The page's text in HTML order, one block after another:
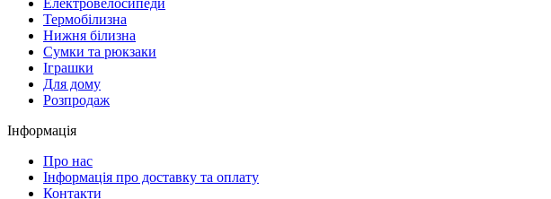
Термобілизна
Нижня білизна
Сумки та рюкзаки
Іграшки
Для дому
Розпродаж
Інформація
Про нас
Інформація про доставку та оплату
Контакти